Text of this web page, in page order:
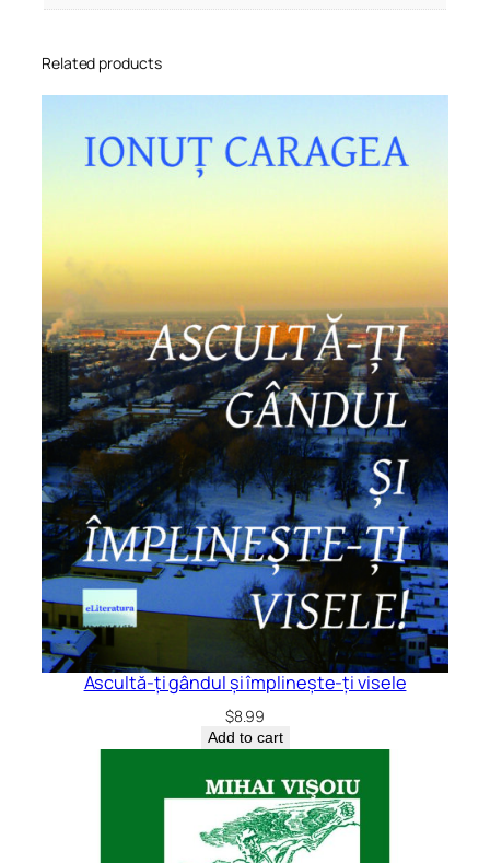
Related products
Ascultă-ți gândul și împlinește-ți visele
$8.99
Add to cart